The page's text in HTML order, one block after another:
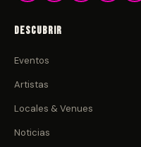
Descubrir
Eventos
Artistas
Locales & Venues
Noticias